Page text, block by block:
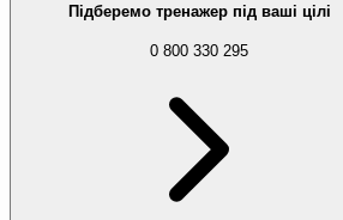
Підберемо тренажер під ваші цілі
0 800 330 295